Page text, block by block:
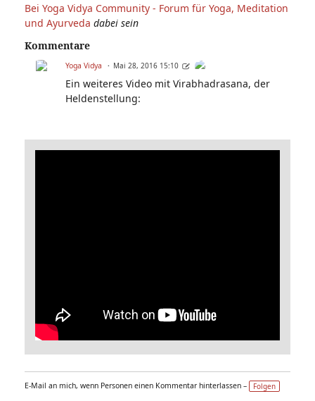
Bei Yoga Vidya Community - Forum für Yoga, Meditation
und Ayurveda dabei sein
Kommentare
Yoga Vidya Mai 28, 2016 15:10
Ein weiteres Video mit Virabhadrasana, der
Heldenstellung:
E-Mail an mich, wenn Personen einen Kommentar hinterlassen – Folgen